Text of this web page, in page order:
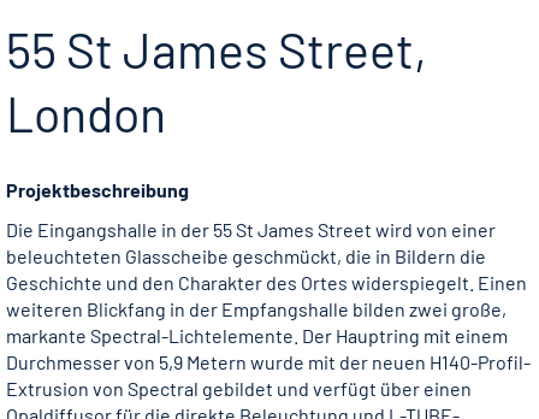
55 St James Street,
London
Projektbeschreibung
Die Eingangshalle in der 55 St James Street wird von einer
beleuchteten Glasscheibe geschmückt, die in Bildern die
Geschichte und den Charakter des Ortes widerspiegelt. Einen
weiteren Blickfang in der Empfangshalle bilden zwei große,
markante Spectral-Lichtelemente. Der Hauptring mit einem
Durchmesser von 5,9 Metern wurde mit der neuen H140-Profil-
Extrusion von Spectral gebildet und verfügt über einen
Opaldiffusor für die direkte Beleuchtung und L-TUBE-